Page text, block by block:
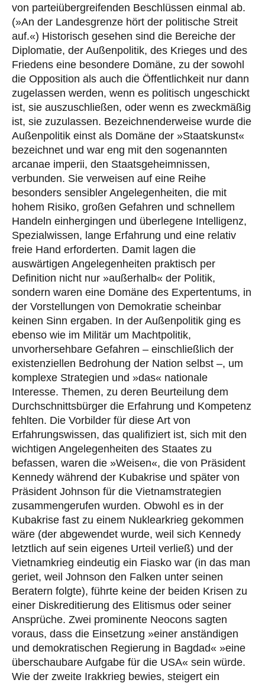
von parteiübergreifenden Beschlüssen einmal ab.
(»An der Landesgrenze hört der politische Streit
auf.«) Historisch gesehen sind die Bereiche der
Diplomatie, der Außenpolitik, des Krieges und des
Friedens eine besondere Domäne, zu der sowohl
die Opposition als auch die Öffentlichkeit nur dann
zugelassen werden, wenn es politisch ungeschickt
ist, sie auszuschließen, oder wenn es zweckmäßig
ist, sie zuzulassen. Bezeichnenderweise wurde die
Außenpolitik einst als Domäne der »Staatskunst«
bezeichnet und war eng mit den sogenannten
arcanae imperii, den Staatsgeheimnissen,
verbunden. Sie verweisen auf eine Reihe
besonders sensibler Angelegenheiten, die mit
hohem Risiko, großen Gefahren und schnellem
Handeln einhergingen und überlegene Intelligenz,
Spezialwissen, lange Erfahrung und eine relativ
freie Hand erforderten. Damit lagen die
auswärtigen Angelegenheiten praktisch per
Definition nicht nur »außerhalb« der Politik,
sondern waren eine Domäne des Expertentums, in
der Vorstellungen von Demokratie scheinbar
keinen Sinn ergaben. In der Außenpolitik ging es
ebenso wie im Militär um Machtpolitik,
unvorhersehbare Gefahren – einschließlich der
existenziellen Bedrohung der Nation selbst –, um
komplexe Strategien und »das« nationale
Interesse. Themen, zu deren Beurteilung dem
Durchschnittsbürger die Erfahrung und Kompetenz
fehlten. Die Vorbilder für diese Art von
Erfahrungswissen, das qualifiziert ist, sich mit den
wichtigen Angelegenheiten des Staates zu
befassen, waren die »Weisen«, die von Präsident
Kennedy während der Kubakrise und später von
Präsident Johnson für die Vietnamstrategien
zusammengerufen wurden. Obwohl es in der
Kubakrise fast zu einem Nuklearkrieg gekommen
wäre (der abgewendet wurde, weil sich Kennedy
letztlich auf sein eigenes Urteil verließ) und der
Vietnamkrieg eindeutig ein Fiasko war (in das man
geriet, weil Johnson den Falken unter seinen
Beratern folgte), führte keine der beiden Krisen zu
einer Diskreditierung des Elitismus oder seiner
Ansprüche. Zwei prominente Neocons sagten
voraus, dass die Einsetzung »einer anständigen
und demokratischen Regierung in Bagdad« »eine
überschaubare Aufgabe für die USA« sein würde.
Wie der zweite Irakkrieg bewies, steigert ein